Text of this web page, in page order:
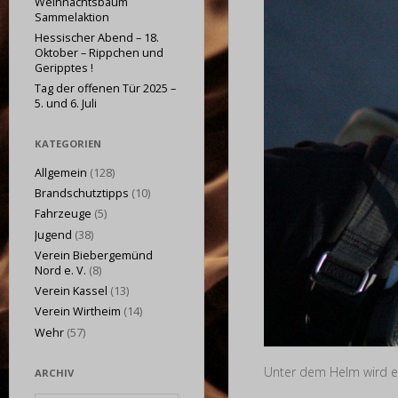
Unter dem Helm wird
Sammelaktion
Hessischer Abend – 18.
Oktober – Rippchen und
Geripptes !
Tag der offenen Tür 2025 –
5. und 6. Juli
KATEGORIEN
Allgemein (128)
Brandschutztipps (10)
Fahrzeuge (5)
Jugend (38)
Verein Biebergemünd
Nord e. V. (8)
Verein Kassel (13)
Verein Wirtheim (14)
Wehr (57)
ARCHIV